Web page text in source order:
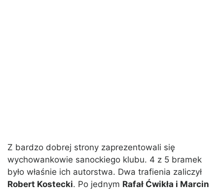
Z bardzo dobrej strony zaprezentowali się
wychowankowie sanockiego klubu. 4 z 5 bramek
było właśnie ich autorstwa. Dwa trafienia zaliczył
Robert Kostecki. Po jednym Rafał Ćwikła i Marcin